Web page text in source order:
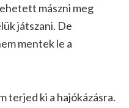
mászni meg
játszani. De
mentek le a
terjed ki a hajókázásra.